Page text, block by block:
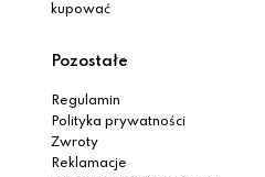
kupować
Pozostałe
Regulamin
Polityka prywatności
Zwroty
Reklamacje